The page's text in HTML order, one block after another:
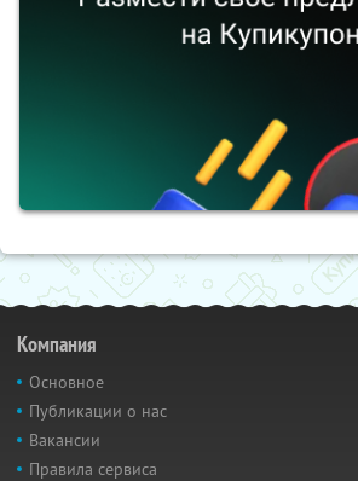
Компания
Основное
Публикации о нас
Вакансии
Правила сервиса